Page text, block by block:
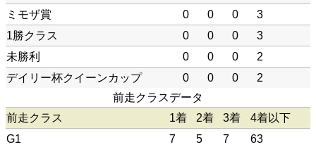
ミモザ賞
0 0 0
3
1勝クラス
0 0 0
3
未勝利
0 0 0
2
デイリー杯クイーンカップ
0 0 0
2
前走クラスデータ
前走クラス
1着 2着 3着
4着以下
G1
7 5 7
63